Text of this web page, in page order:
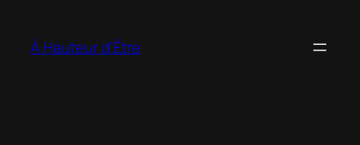
contenu
À Hauteur d'Être